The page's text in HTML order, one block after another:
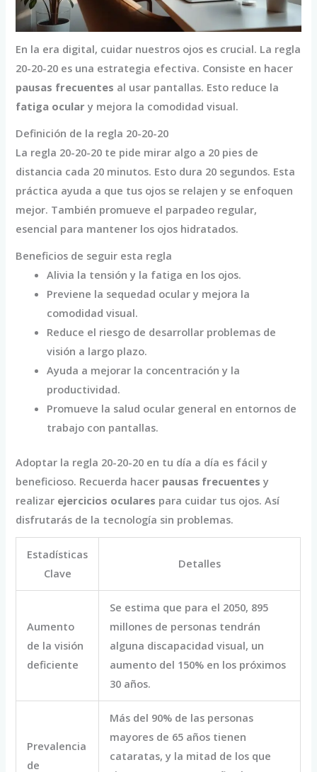
En la era digital, cuidar nuestros ojos es crucial. La regla
20-20-20 es una estrategia efectiva. Consiste en hacer
pausas frecuentes al usar pantallas. Esto reduce la
fatiga ocular y mejora la comodidad visual.
Definición de la regla 20-20-20
La regla 20-20-20 te pide mirar algo a 20 pies de
distancia cada 20 minutos. Esto dura 20 segundos. Esta
práctica ayuda a que tus ojos se relajen y se enfoquen
mejor. También promueve el parpadeo regular,
esencial para mantener los ojos hidratados.
Beneficios de seguir esta regla
Alivia la tensión y la fatiga en los ojos.
Previene la sequedad ocular y mejora la
comodidad visual.
Reduce el riesgo de desarrollar problemas de
visión a largo plazo.
Ayuda a mejorar la concentración y la
productividad.
Promueve la salud ocular general en entornos de
trabajo con pantallas.
Adoptar la regla 20-20-20 en tu día a día es fácil y
beneficioso. Recuerda hacer pausas frecuentes y
realizar ejercicios oculares para cuidar tus ojos. Así
disfrutarás de la tecnología sin problemas.
Estadísticas
Clave
Detalles
Aumento
de la visión
deficiente
Se estima que para el 2050, 895
millones de personas tendrán
alguna discapacidad visual, un
aumento del 150% en los próximos
30 años.
Prevalencia
de
Más del 90% de las personas
mayores de 65 años tienen
cataratas, y la mitad de los que